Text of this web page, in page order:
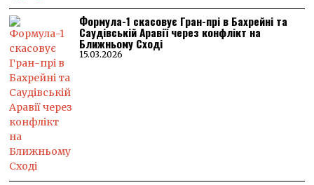
Формула-1 скасовує Гран-прі в Бахрейні та
Саудівській Аравії через конфлікт на
Ближньому Сході
15.03.2026